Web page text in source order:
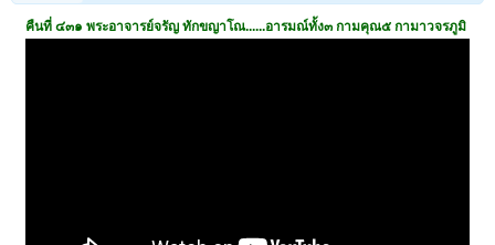
คืนที่ ๔๓๑ พระอาจารย์จรัญ ทักขญาโณ......อารมณ์ทั้ง๓ กามคุณ๕ กามาวจรภูมิ